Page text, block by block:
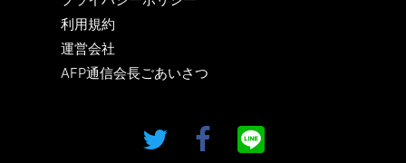
利用規約
運営会社
AFP通信会長ごあいさつ